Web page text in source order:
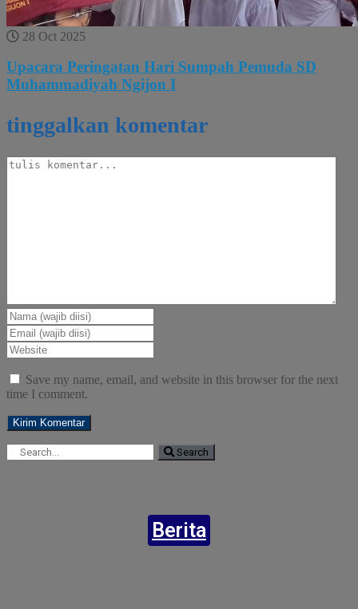
28 Oct 2025
Upacara Peringatan Hari Sumpah Pemuda SD
Muhammadiyah Ngijon I
tinggalkan komentar
Save my name, email, and website in this browser for the next
time I comment.
Search
Berita